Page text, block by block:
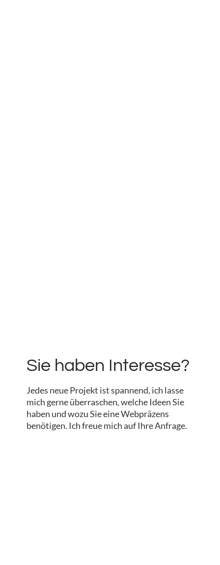
Sie haben Interesse?
Jedes neue Projekt ist spannend, ich lasse
mich gerne überraschen, welche Ideen Sie
haben und wozu Sie eine Webpräzens
benötigen. Ich freue mich auf Ihre Anfrage.